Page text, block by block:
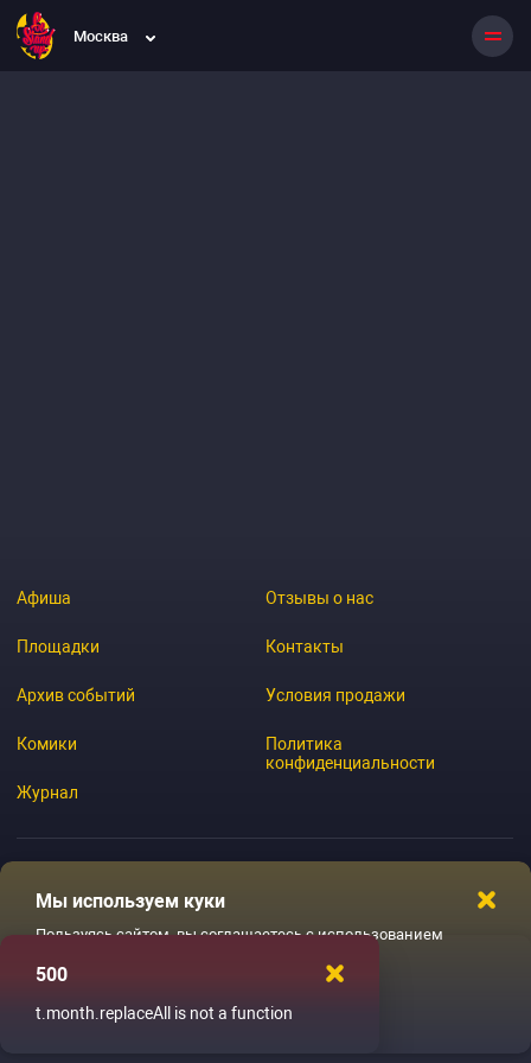
Москва
Афиша
Площадки
Архив событий
Комики
Журнал
Отзывы о нас
Контакты
Условия продажи
Политика
конфиденциальности
Мы используем куки
Пользуясь сайтом, вы соглашаетесь с использованием
Ладненько
500
t.month.replaceAll is not a function